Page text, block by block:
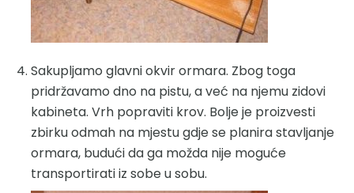
Sakupljamo glavni okvir ormara. Zbog toga
pridržavamo dno na pistu, a već na njemu zidovi
kabineta. Vrh popraviti krov. Bolje je proizvesti
zbirku odmah na mjestu gdje se planira stavljanje
ormara, budući da ga možda nije moguće
transportirati iz sobe u sobu.